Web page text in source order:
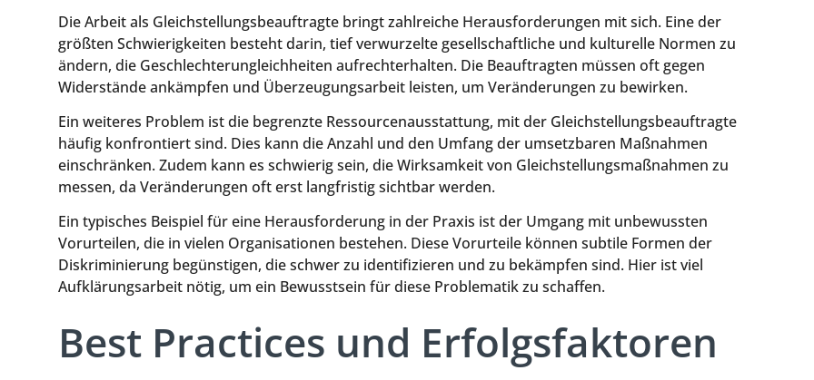
Die Arbeit als Gleichstellungsbeauftragte bringt zahlreiche Herausforderungen mit sich. Eine der
größten Schwierigkeiten besteht darin, tief verwurzelte gesellschaftliche und kulturelle Normen zu
ändern, die Geschlechterungleichheiten aufrechterhalten. Die Beauftragten müssen oft gegen
Widerstände ankämpfen und Überzeugungsarbeit leisten, um Veränderungen zu bewirken.
Ein weiteres Problem ist die begrenzte Ressourcenausstattung, mit der Gleichstellungsbeauftragte
häufig konfrontiert sind. Dies kann die Anzahl und den Umfang der umsetzbaren Maßnahmen
einschränken. Zudem kann es schwierig sein, die Wirksamkeit von Gleichstellungsmaßnahmen zu
messen, da Veränderungen oft erst langfristig sichtbar werden.
Ein typisches Beispiel für eine Herausforderung in der Praxis ist der Umgang mit unbewussten
Vorurteilen, die in vielen Organisationen bestehen. Diese Vorurteile können subtile Formen der
Diskriminierung begünstigen, die schwer zu identifizieren und zu bekämpfen sind. Hier ist viel
Aufklärungsarbeit nötig, um ein Bewusstsein für diese Problematik zu schaffen.
Best Practices und Erfolgsfaktoren